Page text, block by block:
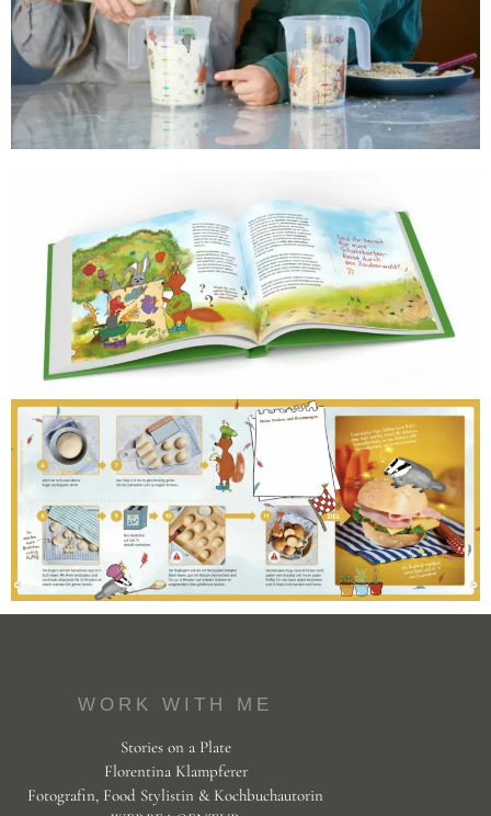
WORK WITH ME
Stories on a Plate
Florentina Klampferer
Fotografin, Food Stylistin & Kochbuchautorin